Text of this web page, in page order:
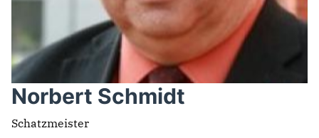
Norbert Schmidt
Schatzmeister